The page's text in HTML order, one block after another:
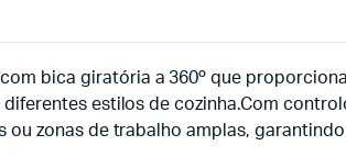
bica giratória a 360º que
estilos de cozinha.Com
zonas de trabalho amplas,